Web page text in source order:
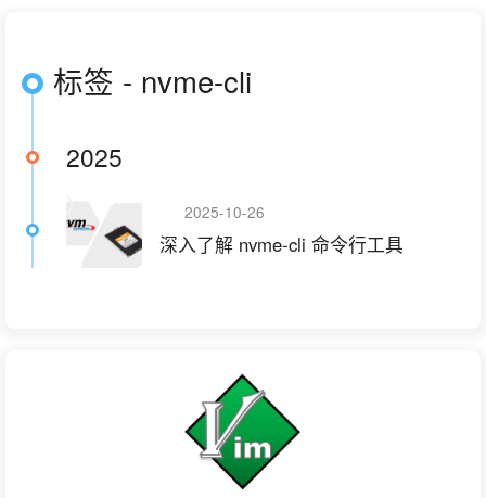
标签 - nvme-cli
2025
2025-10-26
深入了解 nvme-cli 命令行工具